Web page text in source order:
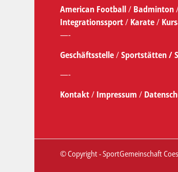
American Football/ Badminton
Integrationssport/ Karate/
—-
Geschäftsstelle/Sportstätten /
—-
Kontakt/ Impressum/
© Copyright - SportGemeinschaft